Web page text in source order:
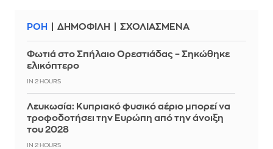
ΡΟΗ ΔΗΜΟΦΙΛΗ ΣΧΟΛΙΑΣΜΕΝΑ
Φωτιά στο Σπήλαιο Ορεστιάδας – Σηκώθηκε
ελικόπτερο
IN 2 HOURS
Λευκωσία: Κυπριακό φυσικό αέριο μπορεί να
τροφοδοτήσει την Ευρώπη από την άνοιξη
του 2028
IN 2 HOURS